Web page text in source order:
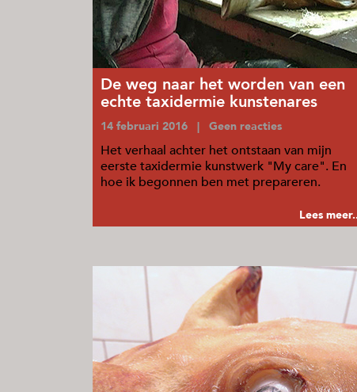
De weg naar het worden van een
echte taxidermie kunstenares
14 februari 2016 | Geen reacties
Het verhaal achter het ontstaan van mijn
eerste taxidermie kunstwerk "My care". En
hoe ik begonnen ben met prepareren.
Lees